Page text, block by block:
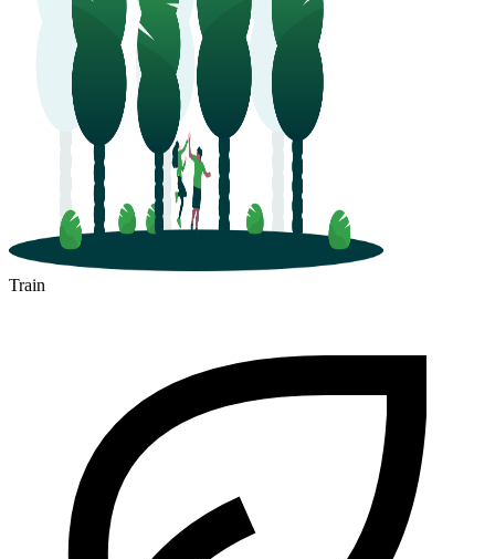
Colomiers
Train